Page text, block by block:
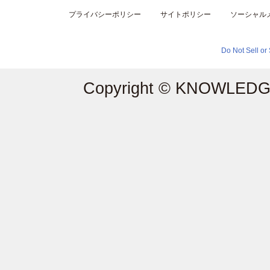
プライバシーポリシー サイトポリシー ソーシャル
Do Not Sell or
Copyright ©